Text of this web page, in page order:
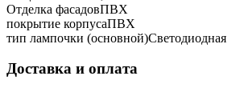
Отделка фасадовПВХ
покрытие корпусаПВХ
тип лампочки (основной)Светодиодная
Доставка и оплата